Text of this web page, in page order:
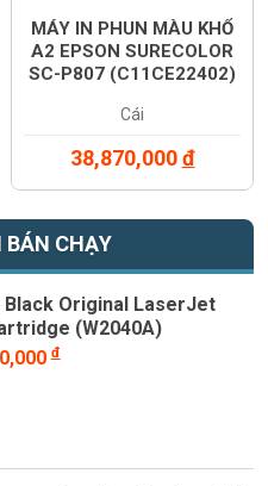
MÁY IN PHUN MÀU KHỔ
A2 EPSON SURECOLOR
SC-P807 (C11CE22402)
Cái
38,870,000đ
CHẠY
Black Original LaserJet
(W2040A)
đ